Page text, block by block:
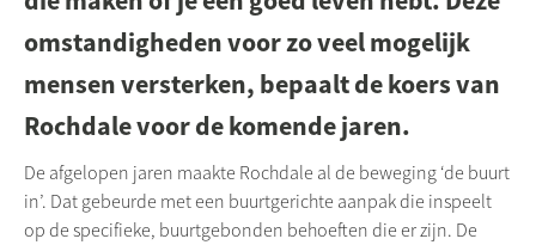
omstandigheden voor zo veel mogelijk
mensen versterken, bepaalt de koers van
Rochdale voor de komende jaren.
De afgelopen jaren maakte Rochdale al de beweging ‘de buurt
in’. Dat gebeurde met een buurtgerichte aanpak die inspeelt
op de specifieke, buurtgebonden behoeften die er zijn. De